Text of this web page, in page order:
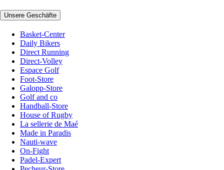
Unsere Geschäfte
Basket-Center
Daily Bikers
Direct Running
Direct-Volley
Espace Golf
Foot-Store
Galopp-Store
Golf and co
Handball-Store
House of Rugby
La sellerie de Maé
Made in Paradis
Nauti-wave
On-Fight
Padel-Expert